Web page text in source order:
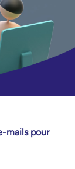
mails pour